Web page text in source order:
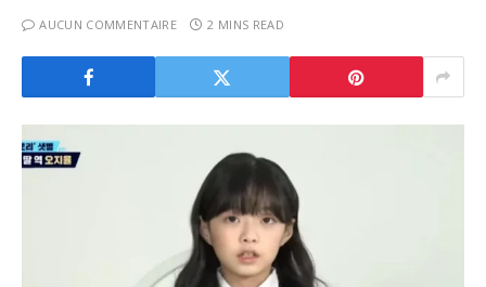
AUCUN COMMENTAIRE 2 MINS READ